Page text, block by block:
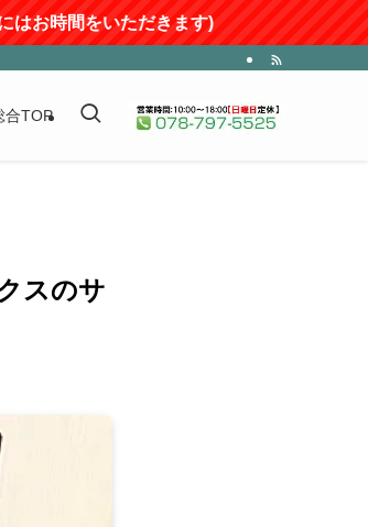
いただきます)
合TOP
スのサ